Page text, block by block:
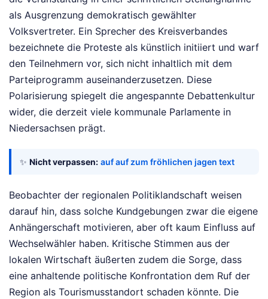
als Ausgrenzung demokratisch gewählter
Volksvertreter. Ein Sprecher des Kreisverbandes
bezeichnete die Proteste als künstlich initiiert und warf
den Teilnehmern vor, sich nicht inhaltlich mit dem
Parteiprogramm auseinanderzusetzen. Diese
Polarisierung spiegelt die angespannte Debattenkultur
wider, die derzeit viele kommunale Parlamente in
Niedersachsen prägt.
✨ Nicht verpassen: auf auf zum fröhlichen jagen text
Beobachter der regionalen Politiklandschaft weisen
darauf hin, dass solche Kundgebungen zwar die eigene
Anhängerschaft motivieren, aber oft kaum Einfluss auf
Wechselwähler haben. Kritische Stimmen aus der
lokalen Wirtschaft äußerten zudem die Sorge, dass
eine anhaltende politische Konfrontation dem Ruf der
Region als Tourismusstandort schaden könnte. Die